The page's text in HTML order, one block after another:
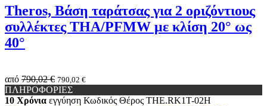
Theros, Βάση ταράτσας για 2 οριζόντιους
συλλέκτες THA/PFMW με κλίση 20° ως
40°
από 790,02 € 790,02 €
ΠΛΗΡΟΦΟΡΙΕΣ
10 Χρόνια εγγύηση Κωδικός Θέρος THE.RK1Τ-02H